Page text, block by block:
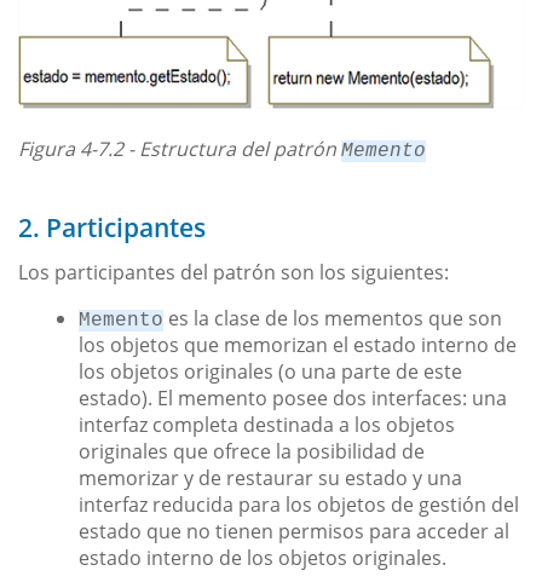
Figura 4-7.2 - Estructura del patrón Memento
2. Participantes
Los participantes del patrón son los siguientes:
Memento es la clase de los mementos que son
los objetos que memorizan el estado interno de
los objetos originales (o una parte de este
estado). El memento posee dos interfaces: una
interfaz completa destinada a los objetos
originales que ofrece la posibilidad de
memorizar y de restaurar su estado y una
interfaz reducida para los objetos de gestión del
estado que no tienen permisos para acceder al
estado interno de los objetos originales.